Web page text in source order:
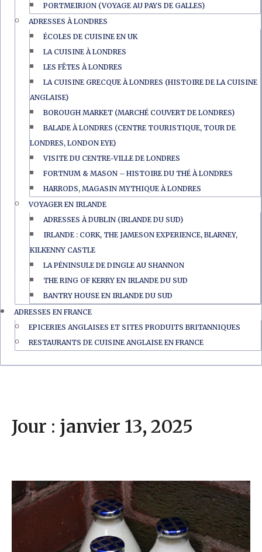
PORTMEIRION (VOYAGE AU PAYS DE GALLES)
ADRESSES À LONDRES
ÉCOLES DE CUISINE EN UK
LA CUISINE À LONDRES
LES FÊTES À LONDRES
LA CUISINE GRECQUE À LONDRES (HISTOIRE DE LA CUISINE
ANGLAISE)
BOROUGH MARKET (MARCHÉ COUVERT DE LONDRES)
BALADE À LONDRES (CENTRE TOURISTIQUE, TOUR DE
LONDRES, LONDON EYE)
VISITE DU CENTRE-VILLE DE LONDRES
FORTNUM & MASON – HISTOIRE DU THÉ À LONDRES
HARRODS, MAGASIN MYTHIQUE À LONDRES
VOYAGER EN IRLANDE
ADRESSES À DUBLIN (IRLANDE DU SUD)
IRLANDE : CORK, THE JAMESON EXPERIENCE, BLARNEY,
KILKENNY CASTLE
LA PÉNINSULE DE DINGLE AU SHANNON
THE RING OF KERRY EN IRLANDE DU SUD
BANTRY HOUSE EN IRLANDE DU SUD
ADRESSES EN FRANCE
EPICERIES ANGLAISES ET SITES PRODUITS BRITANNIQUES
RESTAURANTS DE CUISINE ANGLAISE EN FRANCE
Jour : janvier 13, 2025